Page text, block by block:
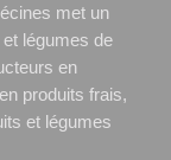
met un
légumes de
en
produits frais,
et légumes